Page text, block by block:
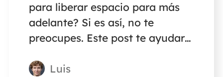
para liberar espacio para más
adelante? Si es así, no te
preocupes. Este post te ayudará
definitivamente de iCloud.
Luis